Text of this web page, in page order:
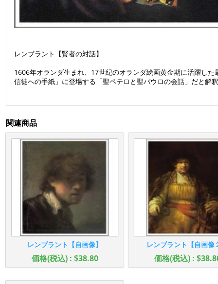
レンブラント【賢者の対話】
1606年オランダ生まれ、17世紀のオランダ絵画黄金期に活躍し
信徒への手紙」に登場する「聖ペテロと聖パウロの会話」だと解
関連商品
レンブラント【自画像】
価格(税込) : $38.80
レンブラント【自画像
価格(税込) :